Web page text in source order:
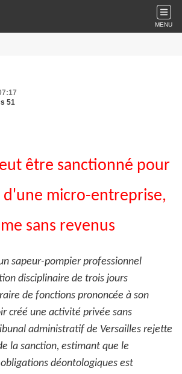
MENU
51
être sanctionné pour
d'une micro-entreprise,
sans revenus
sapeur-pompier professionnel
disciplinaire de trois jours
de fonctions prononcée à son
créé une activité privée sans
administratif de Versailles rejette
la sanction, estimant que le
déontologiques est